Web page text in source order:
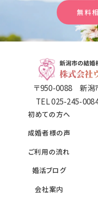
無料
〒950-0088 新潟
TEL 025-245-
初めての方へ
成婚者様の声
ご利用の流れ
婚活ブログ
会社案内